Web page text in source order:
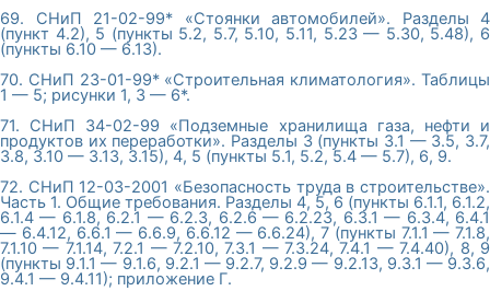
69. СНиП 21-02-99* «Стоянки автомобилей». Разделы 4
(пункт 4.2), 5 (пункты 5.2, 5.7, 5.10, 5.11, 5.23 — 5.30, 5.48), 6
(пункты 6.10 — 6.13).
70. СНиП 23-01-99* «Строительная климатология». Таблицы
1 — 5; рисунки 1, 3 — 6*.
71. СНиП 34-02-99 «Подземные хранилища газа, нефти и
продуктов их переработки». Разделы 3 (пункты 3.1 — 3.5, 3.7,
3.8, 3.10 — 3.13, 3.15), 4, 5 (пункты 5.1, 5.2, 5.4 — 5.7), 6, 9.
72. СНиП 12-03-2001 «Безопасность труда в строительстве».
Часть 1. Общие требования. Разделы 4, 5, 6 (пункты 6.1.1, 6.1.2,
6.1.4 — 6.1.8, 6.2.1 — 6.2.3, 6.2.6 — 6.2.23, 6.3.1 — 6.3.4, 6.4.1
— 6.4.12, 6.6.1 — 6.6.9, 6.6.12 — 6.6.24), 7 (пункты 7.1.1 — 7.1.8,
7.1.10 — 7.1.14, 7.2.1 — 7.2.10, 7.3.1 — 7.3.24, 7.4.1 — 7.4.40), 8, 9
(пункты 9.1.1 — 9.1.6, 9.2.1 — 9.2.7, 9.2.9 — 9.2.13, 9.3.1 — 9.3.6,
9.4.1 — 9.4.11); приложение Г.